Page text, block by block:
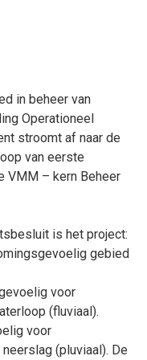
in beheer van
Operationeel
stroomt af naar de
van eerste
VMM – kern Beheer
is het project:
gebied
voor
(fluviaal).
voor
(pluviaal). De